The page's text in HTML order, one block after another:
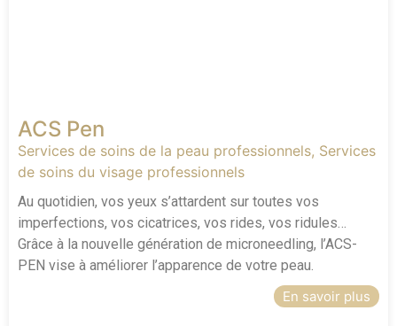
ACS Pen
Services de soins de la peau professionnels, Services
de soins du visage professionnels
Au quotidien, vos yeux s’attardent sur toutes vos
imperfections, vos cicatrices, vos rides, vos ridules…
Grâce à la nouvelle génération de microneedling, l’ACS-
PEN vise à améliorer l’apparence de votre peau.
En savoir plus